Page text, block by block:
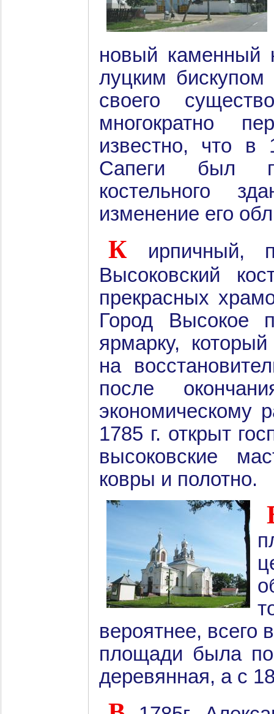
новый каменный
луцким
своего
многократно
известно, что в
Сапеги был
костельного
изменение его
К
ирпичный,
Высоковский
прекрасных
Город Высокое
ярмарку,
на
после
экономическому
1785 г. открыт
высоковские
ковры и полотно.
вероятнее, всего
площади была
деревянная, а с